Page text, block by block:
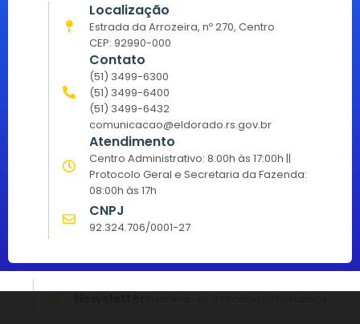
Localização
Estrada da Arrozeira, nº 270, Centro
CEP: 92990-000
Contato
(51) 3499-6300
(51) 3499-6400
(51) 3499-6432
comunicacao@eldorado.rs.gov.br
Atendimento
Centro Administrativo: 8:00h às 17:00h ||
Protocolo Geral e Secretaria da Fazenda:
08:00h às 17h
CNPJ
92.324.706/0001-27